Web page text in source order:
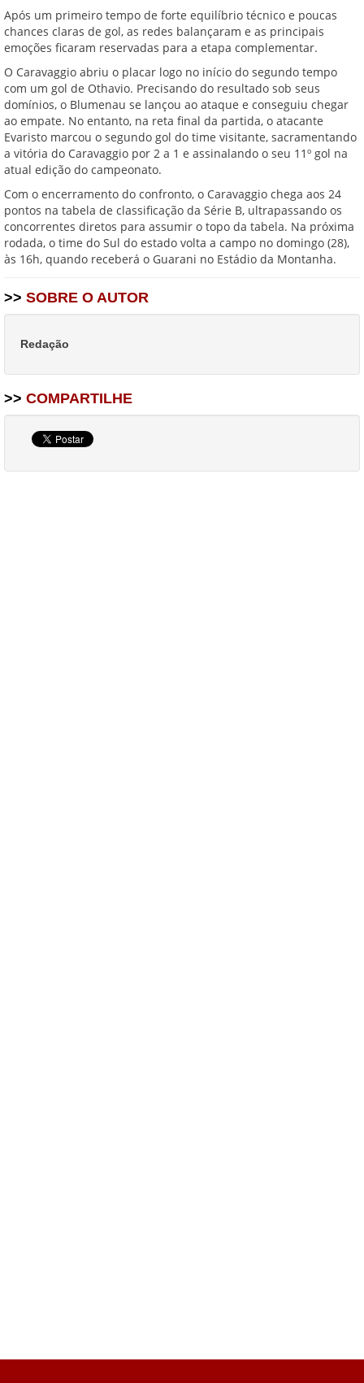
Após um primeiro tempo de forte equilíbrio técnico e poucas
chances claras de gol, as redes balançaram e as principais
emoções ficaram reservadas para a etapa complementar.
O Caravaggio abriu o placar logo no início do segundo tempo
com um gol de Othavio. Precisando do resultado sob seus
domínios, o Blumenau se lançou ao ataque e conseguiu chegar
ao empate. No entanto, na reta final da partida, o atacante
Evaristo marcou o segundo gol do time visitante, sacramentando
a vitória do Caravaggio por 2 a 1 e assinalando o seu 11º gol na
atual edição do campeonato.
Com o encerramento do confronto, o Caravaggio chega aos 24
pontos na tabela de classificação da Série B, ultrapassando os
concorrentes diretos para assumir o topo da tabela. Na próxima
rodada, o time do Sul do estado volta a campo no domingo (28),
às 16h, quando receberá o Guarani no Estádio da Montanha.
>> SOBRE O AUTOR
Redação
>> COMPARTILHE